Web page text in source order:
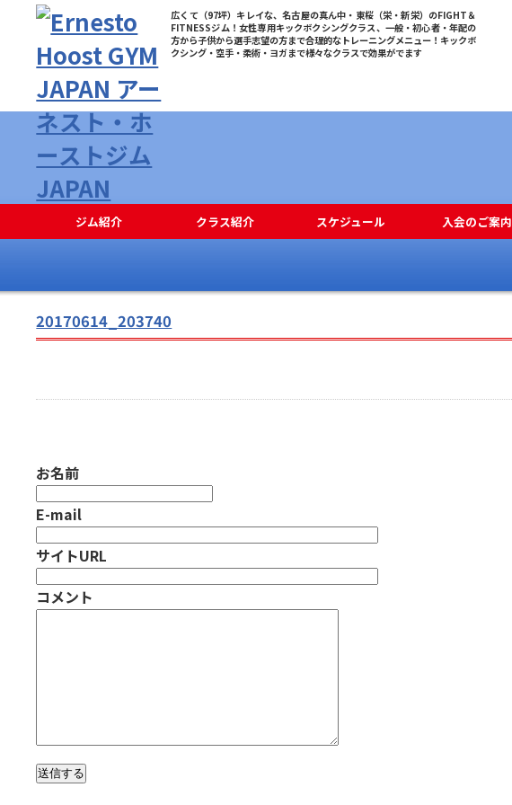
広くて（97坪）キレイな、名古屋の真ん中・東桜（栄・新栄）のFIGHT＆
FITNESSジム！女性専用キックボクシングクラス、一般・初心者・年配の
方から子供から選手志望の方まで合理的なトレーニングメニュー！キックボ
クシング・空手・柔術・ヨガまで様々なクラスで効果がでます
ジム紹介 クラス紹介 スケジュール 入会のご案内
20170614_203740
お名前
E-mail
サイトURL
コメント